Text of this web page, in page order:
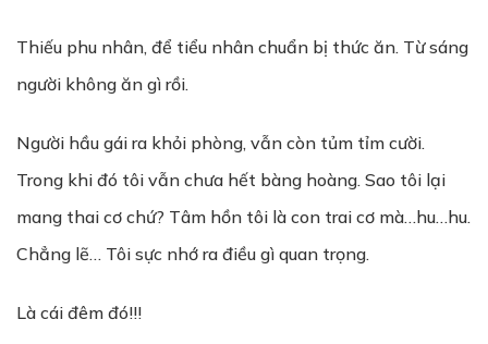
Thiếu phu nhân, để tiểu nhân chuẩn bị thức ăn. Từ sáng
người không ăn gì rồi.
Người hầu gái ra khỏi phòng, vẫn còn tủm tỉm cười.
Trong khi đó tôi vẫn chưa hết bàng hoàng. Sao tôi lại
mang thai cơ chứ? Tâm hồn tôi là con trai cơ mà…hu…hu.
Chẳng lẽ… Tôi sực nhớ ra điều gì quan trọng.
Là cái đêm đó!!!